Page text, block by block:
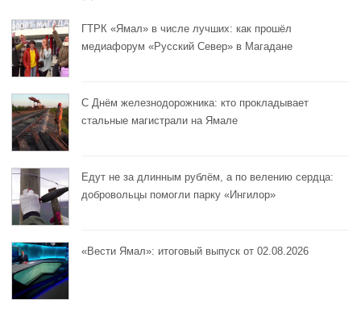
ГТРК «Ямал» в числе лучших: как прошёл
медиафорум «Русский Север» в Магадане
С Днём железнодорожника: кто прокладывает
стальные магистрали на Ямале
Едут не за длинным рублём, а по велению сердца:
добровольцы помогли парку «Ингилор»
«Вести Ямал»: итоговый выпуск от 02.08.2026